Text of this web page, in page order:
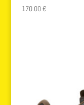
170.00€